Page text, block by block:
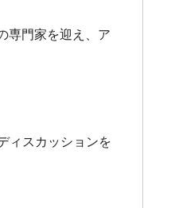
専門家を迎え、ア
ィスカッションを